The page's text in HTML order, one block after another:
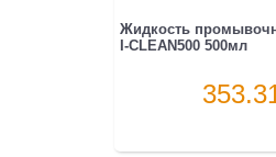
Жидкость
I-CLEAN500 500мл